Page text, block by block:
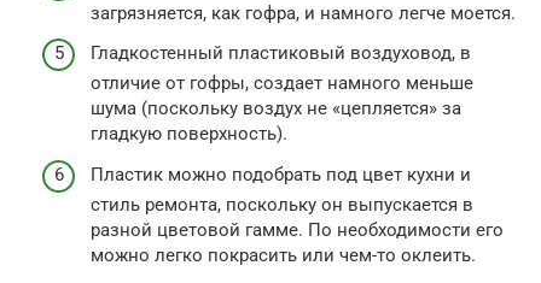
загрязняется, как гофра, и намного легче моется.
Гладкостенный пластиковый воздуховод, в
отличие от гофры, создает намного меньше
шума (поскольку воздух не «цепляется» за
гладкую поверхность).
Пластик можно подобрать под цвет кухни и
стиль ремонта, поскольку он выпускается в
разной цветовой гамме. По необходимости его
можно легко покрасить или чем-то оклеить.